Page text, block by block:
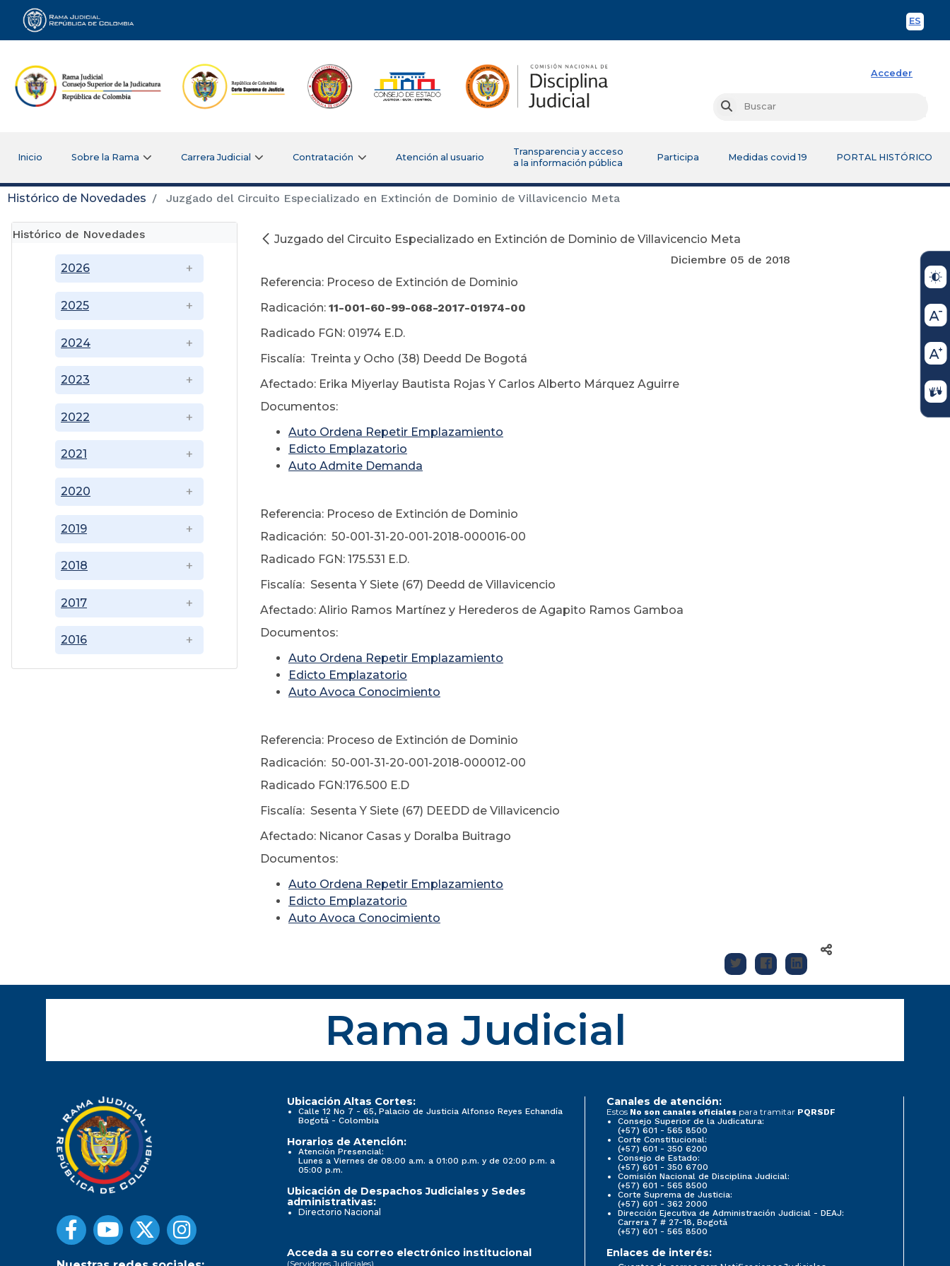
ES
Rama Judicial
Acceder
Buscar
Inicio Sobre la Rama Carrera Judicial Contratación Atención al usuario
Transparencia y acceso
a la información pública
Participa Medidas covid 19 PORTAL HISTÓRICO
Histórico de Novedades Juzgado del Circuito Especializado en Extinción de Dominio de Villavicencio Meta
Histórico de Novedades
2016
2017
2018
2019
2020
2021
2022
2023
2024
2025
2026
Juzgado del Circuito Especializado en Extinción de Dominio de Villavicencio Meta
Diciembre 05 de 2018
Referencia: Proceso de Extinción de Dominio
Radicación: 11-001-60-99-068-2017-01974-00
Radicado FGN: 01974 E.D.
Fiscalía: Treinta y Ocho (38) Deedd De Bogotá
Afectado: Erika Miyerlay Bautista Rojas Y Carlos Alberto Márquez Aguirre
Documentos:
Auto Ordena Repetir Emplazamiento
Edicto Emplazatorio
Auto Admite Demanda
Referencia: Proceso de Extinción de Dominio
Radicación: 50-001-31-20-001-2018-000016-00
Radicado FGN: 175.531 E.D.
Fiscalía: Sesenta Y Siete (67) Deedd de Villavicencio
Afectado: Alirio Ramos Martínez y Herederos de Agapito Ramos Gamboa
Documentos:
Auto Ordena Repetir Emplazamiento
Edicto Emplazatorio
Auto Avoca Conocimiento
Referencia: Proceso de Extinción de Dominio
Radicación: 50-001-31-20-001-2018-000012-00
Radicado FGN:176.500 E.D
Fiscalía: Sesenta Y Siete (67) DEEDD de Villavicencio
Afectado: Nicanor Casas y Doralba Buitrago
Documentos:
Auto Ordena Repetir Emplazamiento
Edicto Emplazatorio
Auto Avoca Conocimiento
Rama Judicial
Ubicación Altas Cortes:
Calle 12 No 7 - 65, Palacio de Justicia Alfonso Reyes Echandía
Bogotá - Colombia
Horarios de Atención:
Atención Presencial:
Lunes a Viernes de 08:00 a.m. a 01:00 p.m. y de 02:00 p.m. a
05:00 p.m.
Ubicación de Despachos Judiciales y Sedes
administrativas:
Directorio Nacional
Canales de atención:
Estos No son canales oficiales para tramitar PQRSDF
Consejo Superior de la Judicatura:
(+57) 601 - 565 8500
Corte Constitucional:
(+57) 601 - 350 6200
Consejo de Estado:
(+57) 601 - 350 6700
Comisión Nacional de Disciplina Judicial:
(+57) 601 - 565 8500
Corte Suprema de Justicia:
(+57) 601 - 362 2000
Dirección Ejecutiva de Administración Judicial - DEAJ:
Carrera 7 # 27-18, Bogotá
(+57) 601 - 565 8500
Acceda a su correo electrónico institucional
(Servidores Judiciales)
Enlaces de interés: